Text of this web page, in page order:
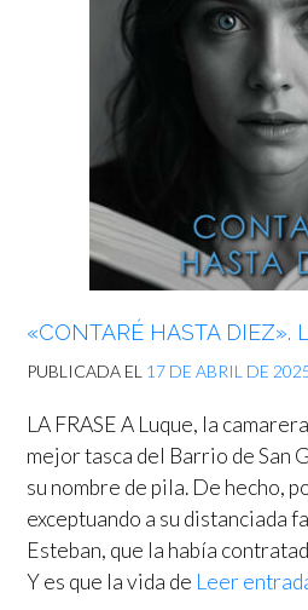
«CONTARÉ HASTA DIEZ».
PUBLICADA EL 17 DE ABRIL DE
LA FRASE A Luque, la
mejor tasca del Barrio de San
su nombre de pila. De hecho,
exceptuando a su distanciada
Esteban, que la había
Y es que la vida de Leer